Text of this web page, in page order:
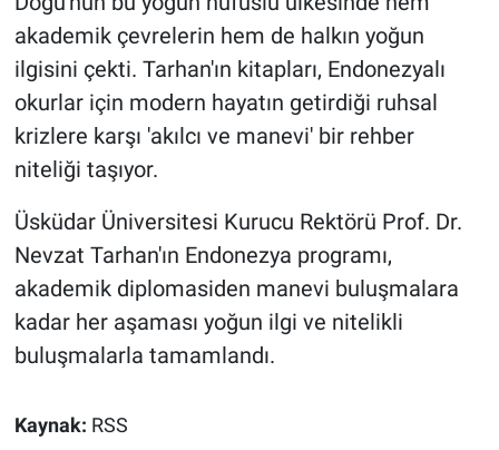
akademik çevrelerin hem de halkın yoğun
ilgisini çekti. Tarhan'ın kitapları, Endonezyalı
okurlar için modern hayatın getirdiği ruhsal
krizlere karşı 'akılcı ve manevi' bir rehber
niteliği taşıyor.
Üsküdar Üniversitesi Kurucu Rektörü Prof. Dr.
Nevzat Tarhan'ın Endonezya programı,
akademik diplomasiden manevi buluşmalara
kadar her aşaması yoğun ilgi ve nitelikli
buluşmalarla tamamlandı.
Kaynak: RSS